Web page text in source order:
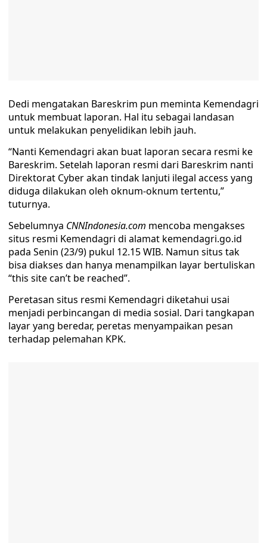
Dedi mengatakan Bareskrim pun meminta Kemendagri
untuk membuat laporan. Hal itu sebagai landasan
untuk melakukan penyelidikan lebih jauh.
“Nanti Kemendagri akan buat laporan secara resmi ke
Bareskrim. Setelah laporan resmi dari Bareskrim nanti
Direktorat Cyber akan tindak lanjuti ilegal access yang
diduga dilakukan oleh oknum-oknum tertentu,”
tuturnya.
Sebelumnya CNNIndonesia.com mencoba mengakses
situs resmi Kemendagri di alamat kemendagri.go.id
pada Senin (23/9) pukul 12.15 WIB. Namun situs tak
bisa diakses dan hanya menampilkan layar bertuliskan
“this site can’t be reached”.
Peretasan situs resmi Kemendagri diketahui usai
menjadi perbincangan di media sosial. Dari tangkapan
layar yang beredar, peretas menyampaikan pesan
terhadap pelemahan KPK.